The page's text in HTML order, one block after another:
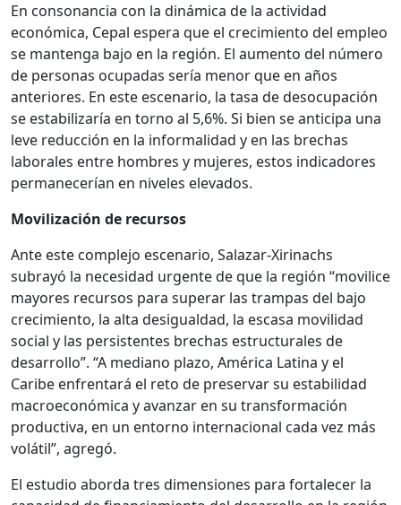
En consonancia con la dinámica de la actividad
económica, Cepal espera que el crecimiento del empleo
se mantenga bajo en la región. El aumento del número
de personas ocupadas sería menor que en años
anteriores. En este escenario, la tasa de desocupación
se estabilizaría en torno al 5,6%. Si bien se anticipa una
leve reducción en la informalidad y en las brechas
laborales entre hombres y mujeres, estos indicadores
permanecerían en niveles elevados.
Movilización de recursos
Ante este complejo escenario, Salazar-Xirinachs
subrayó la necesidad urgente de que la región “movilice
mayores recursos para superar las trampas del bajo
crecimiento, la alta desigualdad, la escasa movilidad
social y las persistentes brechas estructurales de
desarrollo”. “A mediano plazo, América Latina y el
Caribe enfrentará el reto de preservar su estabilidad
macroeconómica y avanzar en su transformación
productiva, en un entorno internacional cada vez más
volátil”, agregó.
El estudio aborda tres dimensiones para fortalecer la